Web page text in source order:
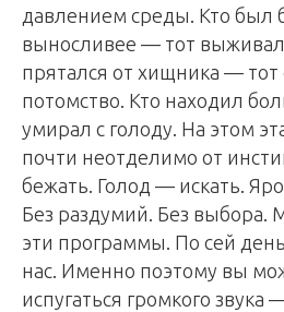
давлением среды. Кто был
выносливее — тот
прятался от хищника — тот
потомство. Кто находил
умирал с голоду. На этом
почти неотделимо от
бежать. Голод — искать.
Без раздумий. Без выбора.
эти программы. По сей
нас. Именно поэтому вы
испугаться громкого звука